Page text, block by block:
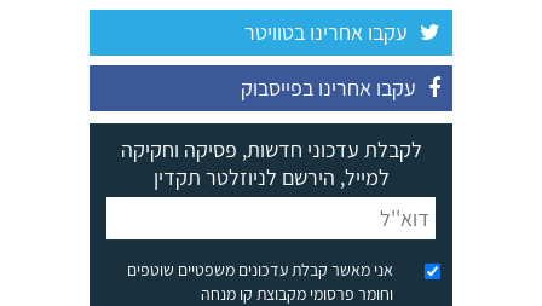
עקבו אחרינו בטוויטר
עקבו אחרינו בפייסבוק
לקבלת עדכוני חדשות, פסיקה וחקיקה
למייל, הירשם לניוזלטר תקדין
אני מאשר קבלת עדכונים משפטיים שוטפים
וחומר פרסומי מקבוצת קו מנחה